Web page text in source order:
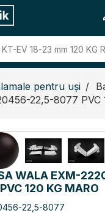
pentru uși
22,5-8077 PVC
WALA EXM-
120 KG MARO
22,5-8077